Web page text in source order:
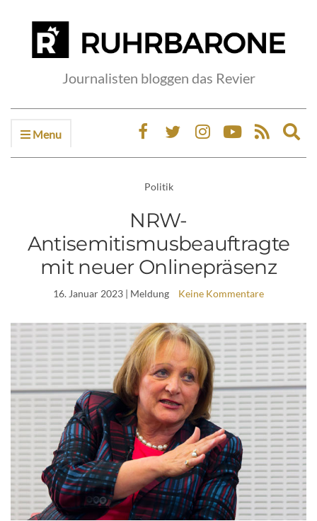
Journalisten bloggen das Revier
Menu
Politik
NRW-
Antisemitismusbeauftragte
mit neuer Onlinepräsenz
16. Januar 2023 | Meldung Keine Kommentare